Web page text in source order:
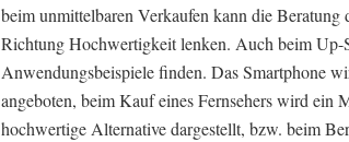
beim unmittelbaren Verkaufen kann die Beratung
Richtung Hochwertigkeit lenken. Auch beim Up-
Anwendungsbeispiele finden. Das Smartphone
angeboten, beim Kauf eines Fernsehers wird ein
hochwertige Alternative dargestellt, bzw. beim